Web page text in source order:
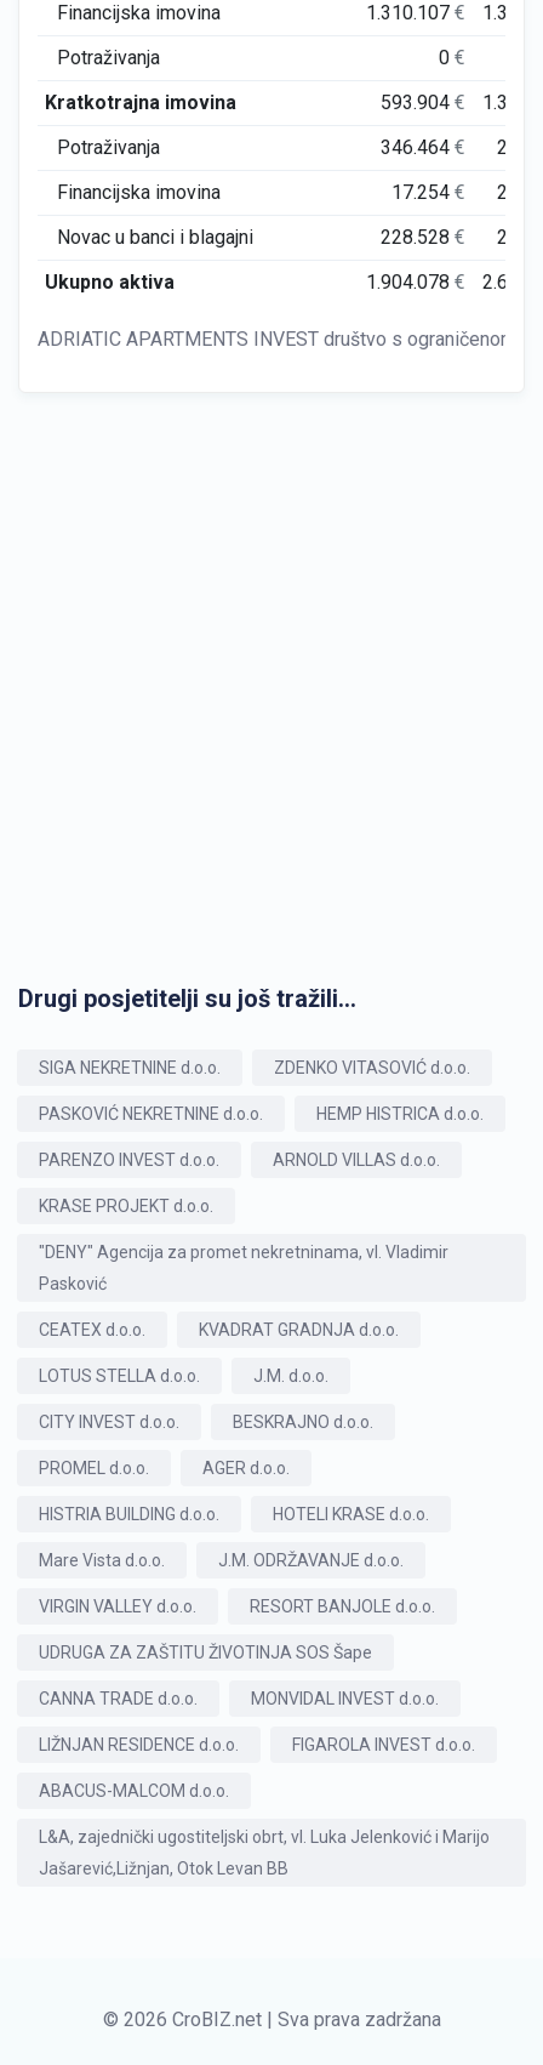
Financijska imovina
1.310.107€
Potraživanja
0€
Kratkotrajna imovina
593.904€
Potraživanja
346.464€
Financijska imovina
17.254€
Novac u banci i blagajni
228.528€
Ukupno aktiva
1.904.078€
ADRIATIC APARTMENTS INVEST društvo s ograničenom
Drugi posjetitelji su još tražili...
SIGA NEKRETNINE d.o.o. ZDENKO VITASOVIĆ d.o.o.
PASKOVIĆ NEKRETNINE d.o.o. HEMP HISTRICA d.o.o.
PARENZO INVEST d.o.o. ARNOLD VILLAS d.o.o.
KRASE PROJEKT d.o.o.
"DENY" Agencija za promet nekretninama, vl. Vladimir
Pasković
CEATEX d.o.o. KVADRAT GRADNJA d.o.o.
LOTUS STELLA d.o.o. J.M. d.o.o.
CITY INVEST d.o.o. BESKRAJNO d.o.o.
PROMEL d.o.o. AGER d.o.o.
HISTRIA BUILDING d.o.o. HOTELI KRASE d.o.o.
Mare Vista d.o.o. J.M. ODRŽAVANJE d.o.o.
VIRGIN VALLEY d.o.o. RESORT BANJOLE d.o.o.
UDRUGA ZA ZAŠTITU ŽIVOTINJA SOS Šape
CANNA TRADE d.o.o. MONVIDAL INVEST d.o.o.
LIŽNJAN RESIDENCE d.o.o. FIGAROLA INVEST d.o.o.
ABACUS-MALCOM d.o.o.
L&A, zajednički ugostiteljski obrt, vl. Luka Jelenković i Marijo
Jašarević,Ližnjan, Otok Levan BB
© 2026 CroBIZ.net | Sva prava zadržana